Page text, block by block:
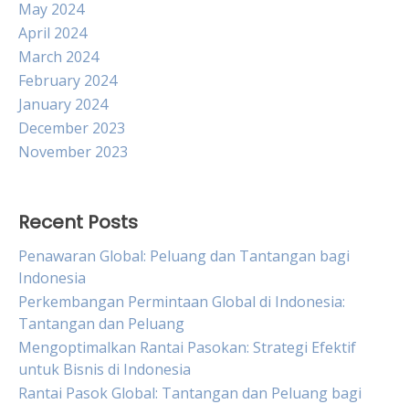
May 2024
April 2024
March 2024
February 2024
January 2024
December 2023
November 2023
Recent Posts
Penawaran Global: Peluang dan Tantangan bagi
Indonesia
Perkembangan Permintaan Global di Indonesia:
Tantangan dan Peluang
Mengoptimalkan Rantai Pasokan: Strategi Efektif
untuk Bisnis di Indonesia
Rantai Pasok Global: Tantangan dan Peluang bagi